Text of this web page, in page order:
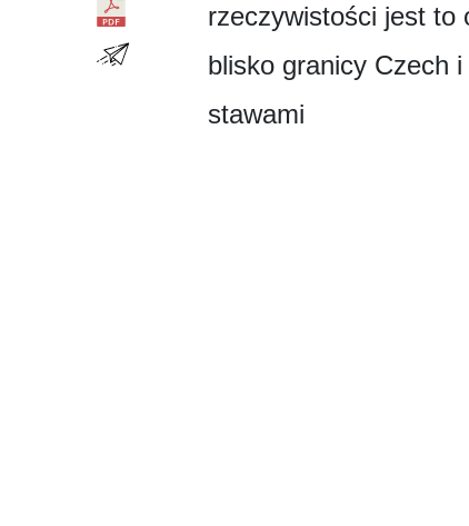
rzeczywistości jest to
blisko granicy Czech
stawami